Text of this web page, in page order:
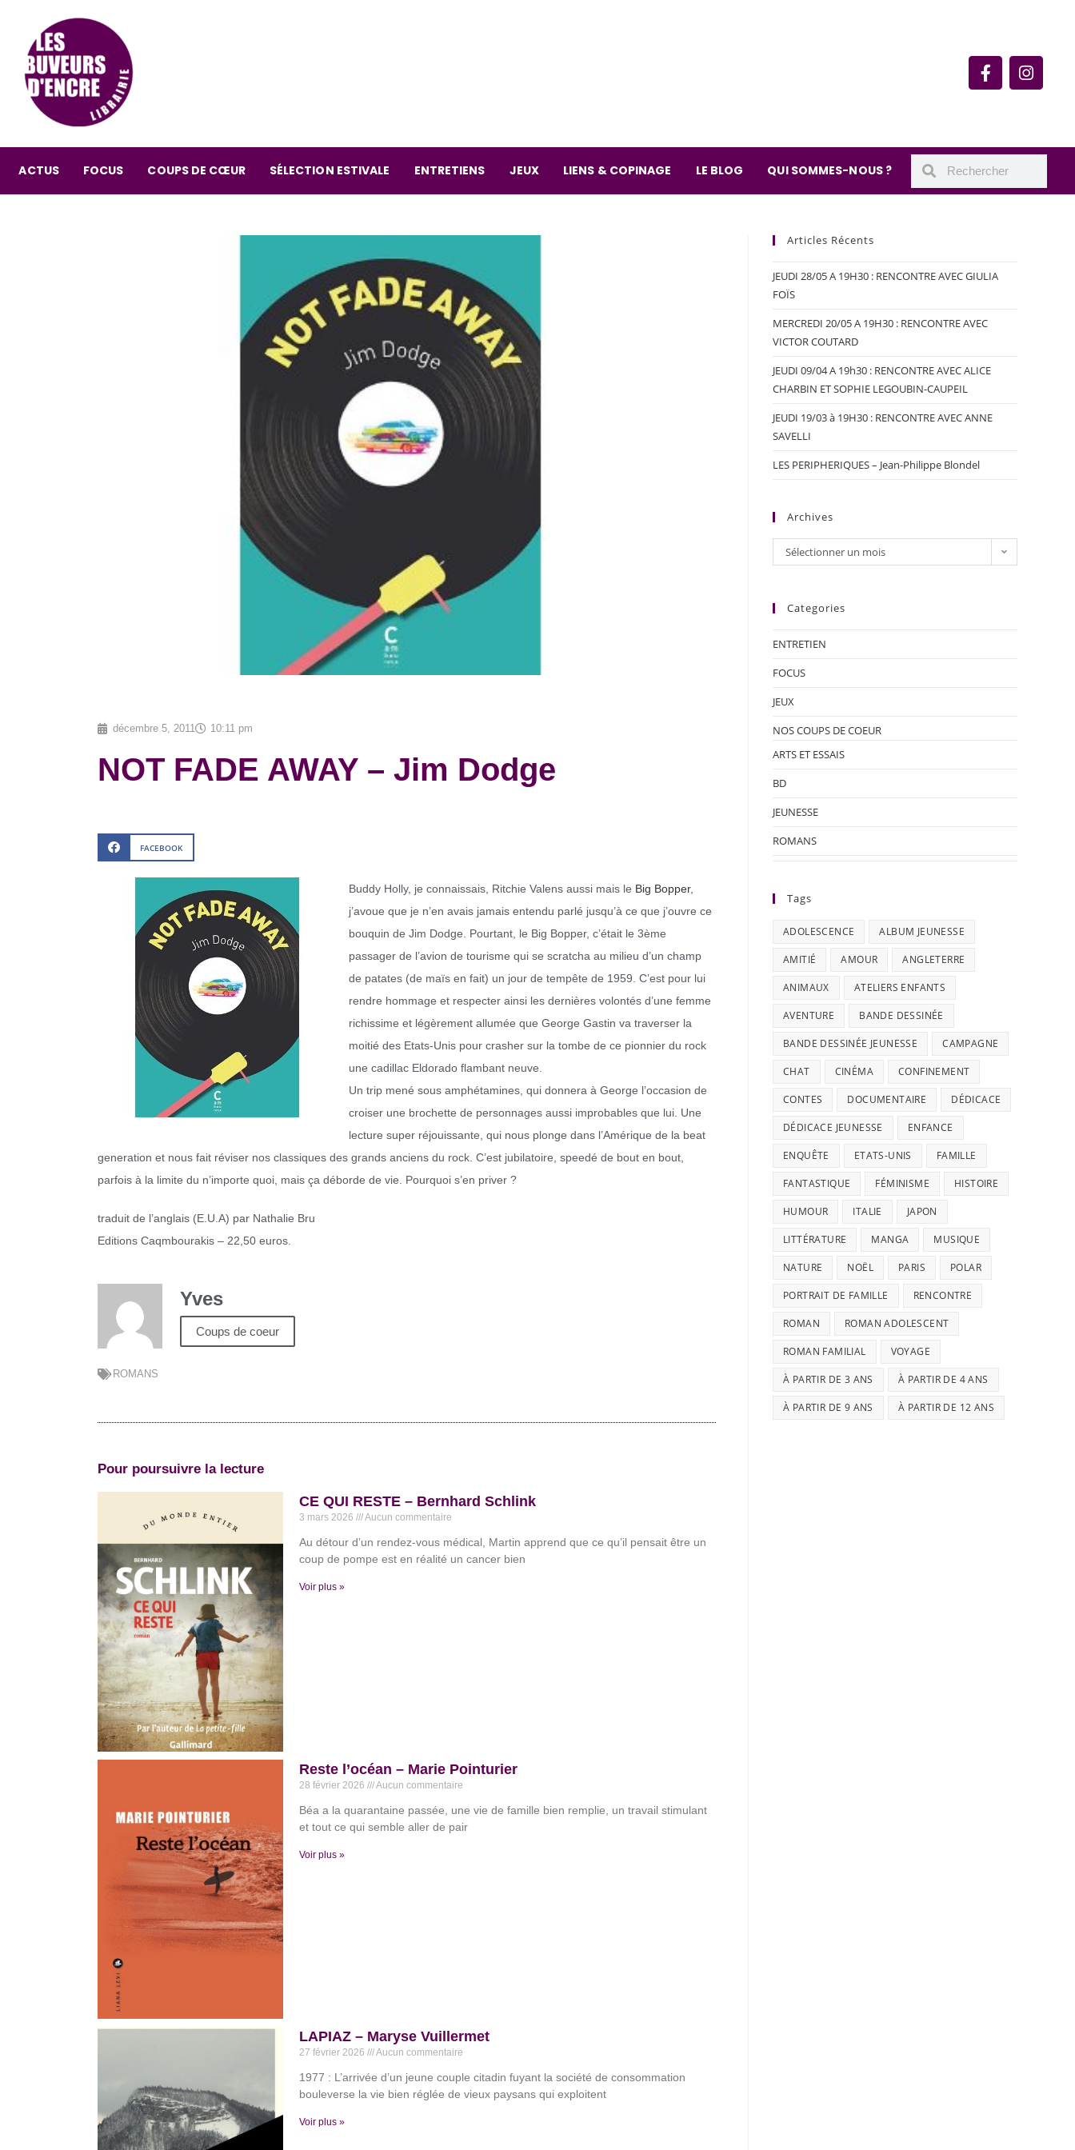
ACTUS FOCUS COUPS DE CŒUR SÉLECTION ESTIVALE ENTRETIENS JEUX LIENS & COPINAGE LE BLOG QUI SOMMES-NOUS ?
décembre 5, 2011 10:11 pm
NOT FADE AWAY – Jim Dodge
FACEBOOK
Buddy Holly, je connaissais, Ritchie Valens aussi mais le Big Bopper,
j’avoue que je n’en avais jamais entendu parlé jusqu’à ce que j’ouvre ce
bouquin de Jim Dodge. Pourtant, le Big Bopper, c’était le 3ème
passager de l’avion de tourisme qui se scratcha au milieu d’un champ
de patates (de maïs en fait) un jour de tempête de 1959. C’est pour lui
rendre hommage et respecter ainsi les dernières volontés d’une femme
richissime et légèrement allumée que George Gastin va traverser la
moitié des Etats-Unis pour crasher sur la tombe de ce pionnier du rock
une cadillac Eldorado flambant neuve.
Un trip mené sous amphétamines, qui donnera à George l’occasion de
croiser une brochette de personnages aussi improbables que lui. Une
lecture super réjouissante, qui nous plonge dans l’Amérique de la beat
generation et nous fait réviser nos classiques des grands anciens du rock. C’est jubilatoire, speedé de bout en bout,
parfois à la limite du n’importe quoi, mais ça déborde de vie. Pourquoi s’en priver ?
traduit de l’anglais (E.U.A) par Nathalie Bru
Editions Caqmbourakis – 22,50 euros.
Yves
Coups de coeur
ROMANS
Pour poursuivre la lecture
CE QUI RESTE – Bernhard Schlink
3 mars 2026 Aucun commentaire
Au détour d’un rendez-vous médical, Martin apprend que ce qu’il pensait être un
coup de pompe est en réalité un cancer bien
Voir plus »
Reste l’océan – Marie Pointurier
28 février 2026 Aucun commentaire
Béa a la quarantaine passée, une vie de famille bien remplie, un travail stimulant
et tout ce qui semble aller de pair
Voir plus »
LAPIAZ – Maryse Vuillermet
27 février 2026 Aucun commentaire
1977 : L’arrivée d’un jeune couple citadin fuyant la société de consommation
bouleverse la vie bien réglée de vieux paysans qui exploitent
Voir plus »
Articles Récents
JEUDI 28/05 A 19H30 : RENCONTRE AVEC GIULIA
FOÏS
MERCREDI 20/05 A 19H30 : RENCONTRE AVEC
VICTOR COUTARD
JEUDI 09/04 A 19h30 : RENCONTRE AVEC ALICE
CHARBIN ET SOPHIE LEGOUBIN-CAUPEIL
JEUDI 19/03 à 19H30 : RENCONTRE AVEC ANNE
SAVELLI
LES PERIPHERIQUES – Jean-Philippe Blondel
Archives
Sélectionner un mois
Categories
ENTRETIEN
FOCUS
JEUX
NOS COUPS DE COEUR
ARTS ET ESSAIS
BD
JEUNESSE
ROMANS
Tags
ADOLESCENCE ALBUM JEUNESSE
AMITIÉ AMOUR ANGLETERRE
ANIMAUX ATELIERS ENFANTS
AVENTURE BANDE DESSINÉE
BANDE DESSINÉE JEUNESSE CAMPAGNE
CHAT CINÉMA CONFINEMENT
CONTES DOCUMENTAIRE DÉDICACE
DÉDICACE JEUNESSE ENFANCE
ENQUÊTE ETATS-UNIS FAMILLE
FANTASTIQUE FÉMINISME HISTOIRE
HUMOUR ITALIE JAPON
LITTÉRATURE MANGA MUSIQUE
NATURE NOËL PARIS POLAR
PORTRAIT DE FAMILLE RENCONTRE
ROMAN ROMAN ADOLESCENT
ROMAN FAMILIAL VOYAGE
À PARTIR DE 3 ANS À PARTIR DE 4 ANS
À PARTIR DE 9 ANS À PARTIR DE 12 ANS